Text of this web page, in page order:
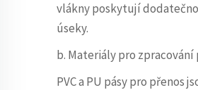
vlákny poskytují
úseky.
b. Materiály pro zpracování
PVC a PU pásy pro